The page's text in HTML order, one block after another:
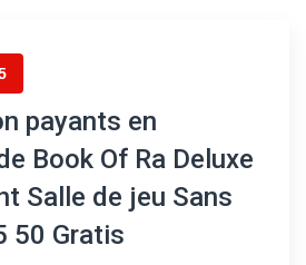
payants en
Book Of Ra Deluxe
Salle de jeu Sans
50 Gratis